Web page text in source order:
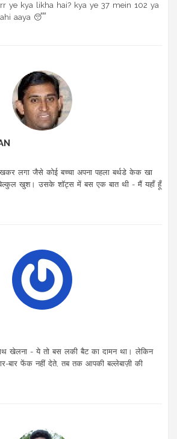
ye kya likha hai? kya ye 37 mein 102 ya
aaya 😴
लगा जैसे कोई बच्चा अपना पहला बर्थडे केक खा
बिल्कुल खुश। उसके शॉट्स में बस एक बात थी - मैं यहाँ हूँ
खेलना - ये तो बस लकी बैट का दामन था। लेकिन
बार फेंक नहीं देते, तब तक आपकी बल्लेबाज़ी की